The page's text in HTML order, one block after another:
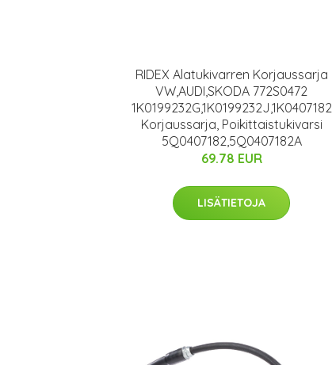
RIDEX Alatukivarren Korjaussarja
VW,AUDI,SKODA 772S0472
1K0199232G,1K0199232J,1K0407182
Korjaussarja, Poikittaistukivarsi
5Q0407182,5Q0407182A
69.78 EUR
LISÄTIETOJA